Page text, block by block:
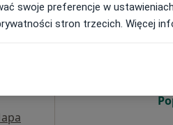
Dziś
7 Sie 8
Umawianie
swoje preferencje w
stron trzecich. Więcej